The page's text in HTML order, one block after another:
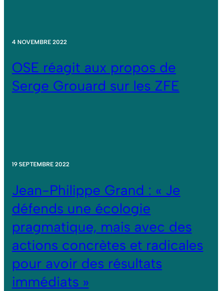
4 NOVEMBRE 2022
OSE réagit aux propos de
Serge Grouard sur les ZFE
19 SEPTEMBRE 2022
Jean-Philippe Grand : « Je
défends une écologie
pragmatique, mais avec des
actions concrètes et radicales
pour avoir des résultats
immédiats »